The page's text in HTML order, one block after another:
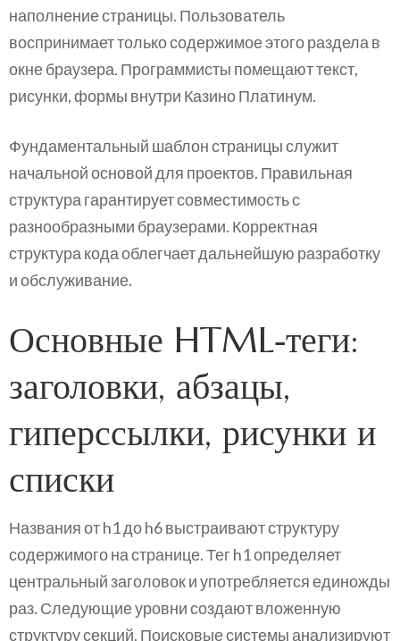
наполнение страницы. Пользователь
воспринимает только содержимое этого раздела в
окне браузера. Программисты помещают текст,
рисунки, формы внутри Казино Платинум.
Фундаментальный шаблон страницы служит
начальной основой для проектов. Правильная
структура гарантирует совместимость с
разнообразными браузерами. Корректная
структура кода облегчает дальнейшую разработку
и обслуживание.
Основные HTML‑теги:
заголовки, абзацы,
гиперссылки, рисунки и
списки
Названия от h1 до h6 выстраивают структуру
содержимого на странице. Тег h1 определяет
центральный заголовок и употребляется единожды
раз. Следующие уровни создают вложенную
структуру секций. Поисковые системы анализируют